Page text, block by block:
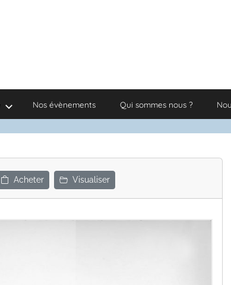
Nos évènements Qui sommes nous ?
Acheter Visualiser